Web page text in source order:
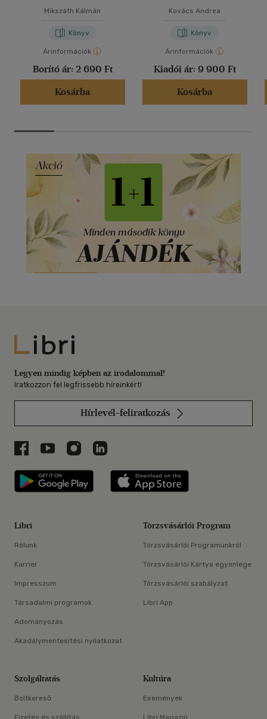
Mikszáth Kálmán
Könyv
Árinformációk
Borító ár: 2 690 Ft
Kosárba
Kovács Andrea
Könyv
Árinformációk
Kiadói ár: 9 900 Ft
Kosárba
Libri
Legyen mindig képben az irodalommal!
Iratkozzon fel legfrissebb híreinkért!
Hírlevél-feliratkozás
Libri a Facebookon
Libri a Youtube-on
Libri az Instagramon
Libri a LinkedInen
Libri applikáció Szerezd meg: Google
Libri
Rólunk
Karrier
Impresszum
Társadalmi programok
Adományozás
Akadálymentesítési nyilatkozat
Törzsvásárlói Program
Törzsvásárlói Programunkról
Törzsvásárlói Kártya egyenlege
Törzsvásárlói szabályzat
Libri App
Szolgáltatás
Boltkereső
Kultúra
Események